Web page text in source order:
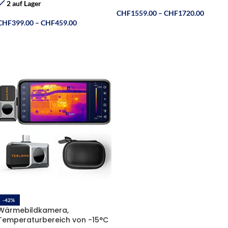
2 auf Lager
399.00 – CHF459.00
CHF1559.00 – CHF1720.00
-42%
von -15°C